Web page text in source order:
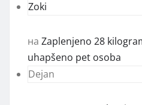
Zoki
на Zaplenjeno 28
uhapšeno pet osoba
Dejan